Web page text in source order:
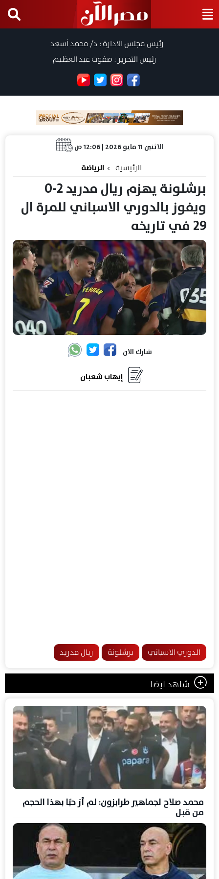
رئيس مجلس الادارة : د/ محمد أسعد
رئيس التحرير : صفوت عبد العظيم
الاثنين 11 مايو 2026 | 12:06 ص
الرئيسية الرياضة
برشلونة يهزم ريال مدريد 2-0
ويفوز بالدوري الاسباني للمرة ال
29 في تاريخه
شارك الان
إيهاب شعبان
الدوري الاسباني برشلونة ريال مدريد
شاهد ايضا
محمد صلاح لجماهير طرابزون: لم أرَ حبًا بهذا الحجم
من قبل